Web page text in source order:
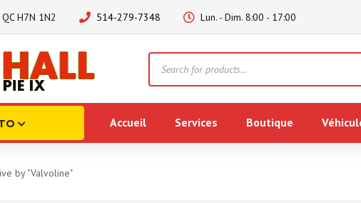
H7N 1N2 514-279-7348 Lun. - Dim. 8:00 - 17:00
search
Accueil Services Boutique
by "Valvoline"